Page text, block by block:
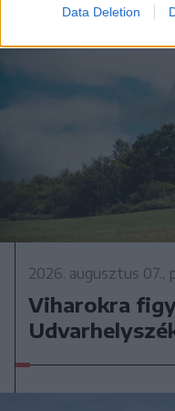
Data Deletion
2026. augusztus 07.,
Viharokra